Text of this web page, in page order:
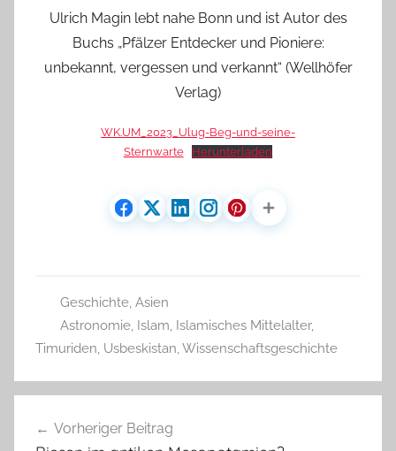
Ulrich Magin lebt nahe Bonn und ist Autor des
Buchs „Pfälzer Entdecker und Pioniere:
unbekannt, vergessen und verkannt“ (Wellhöfer
Verlag)
WK.UM_2023_Ulug-Beg-und-seine-
Sternwarte
Herunterladen
Geschichte, Asien
Astronomie, Islam Islamisches Mittelalter,
Timuriden Usbeskistan Wissenschaftsgeschichte
Vorheriger Beitrag